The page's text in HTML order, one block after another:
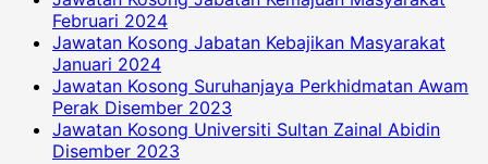
Februari 2024
Jawatan Kosong Jabatan Kebajikan Masyarakat
Januari 2024
Jawatan Kosong Suruhanjaya Perkhidmatan Awam
Perak Disember 2023
Jawatan Kosong Universiti Sultan Zainal Abidin
Disember 2023